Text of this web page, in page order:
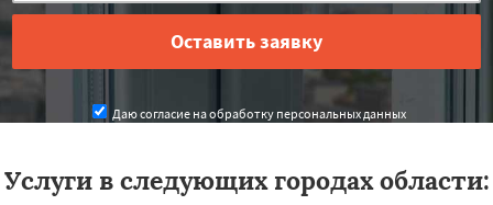
Даю согласие на обработку персональных данных
Услуги в следующих городах области: